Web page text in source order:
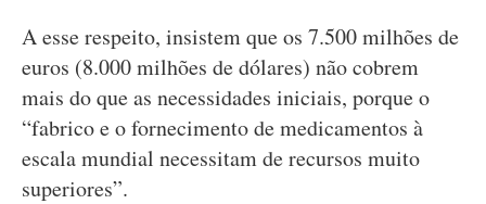
A esse respeito, insistem que os 7.500 milhões de
euros (8.000 milhões de dólares) não cobrem
mais do que as necessidades iniciais, porque o
“fabrico e o fornecimento de medicamentos à
escala mundial necessitam de recursos muito
superiores”.